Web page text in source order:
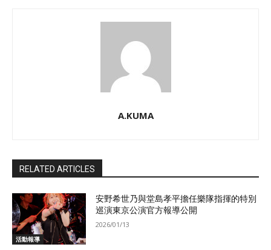
A.KUMA
RELATED ARTICLES
活動報導
安野希世乃與堂島孝平擔任樂隊指揮的特別
巡演東京公演官方報導公開
2026/01/13